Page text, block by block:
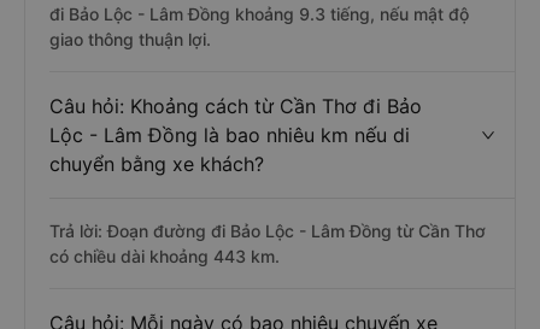
đi Bảo Lộc - Lâm Đồng khoảng 9.3 tiếng, nếu mật độ
giao thông thuận lợi.
Câu hỏi: Khoảng cách từ Cần Thơ đi Bảo
Lộc - Lâm Đồng là bao nhiêu km nếu di
chuyển bằng xe khách?
Trả lời: Đoạn đường đi Bảo Lộc - Lâm Đồng từ Cần Thơ
có chiều dài khoảng 443 km.
Câu hỏi: Mỗi ngày có bao nhiêu chuyến xe